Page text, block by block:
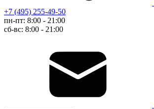
+7 (495) 255-49-50
пн-пт: 8:00 - 21:00
сб-вс: 8:00 - 21:00